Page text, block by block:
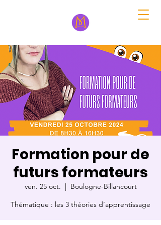
Formation pour de
futurs formateurs
ven. 25 oct.
  |
Boulogne-Billancourt
Thématique : les 3 théories d’apprentissage